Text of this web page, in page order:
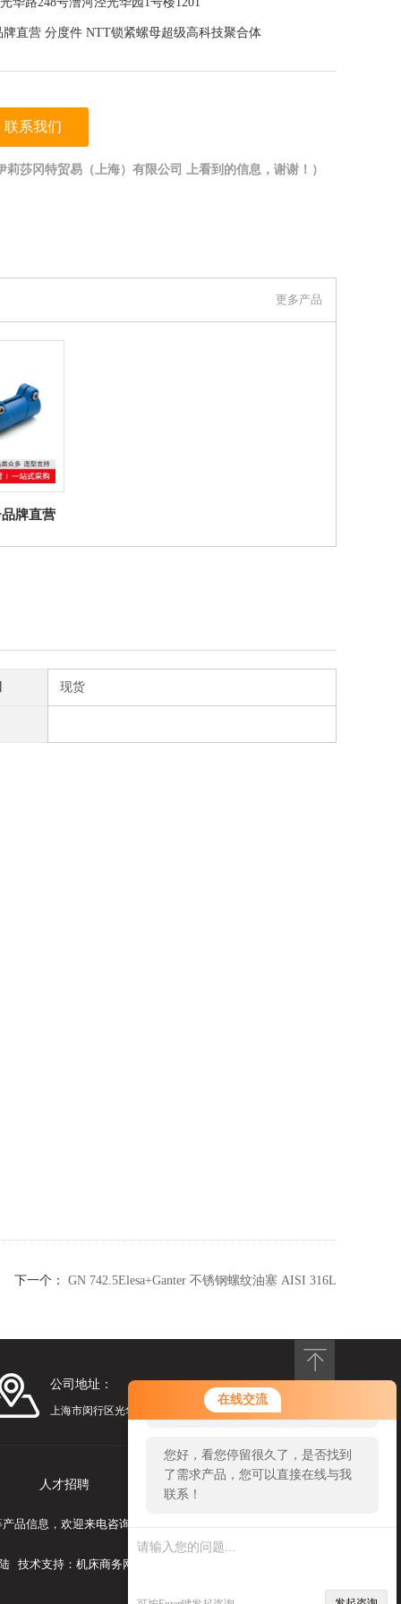
在线交流
您好！欢迎前来咨询，很高兴为您
服务，请问您要咨询什么问题呢？
您好，看您停留很久了，是否找到
了需求产品，您可以直接在线与我
联系！
牌直营 分度件 NTT锁紧螺母超级高科技聚合体
联系我们
莎冈特贸易（上海）有限公司 上看到的信息，谢谢！）
更多产品
牌直营
聚合体
现货
下一个： GN 742.5Elesa+Ganter 不锈钢螺纹油塞 AISI 316L
公司地址：
上海市闵行区光华路248号漕河泾光华园1号楼1201
人才招聘 联系我们
品信息，欢迎来电咨询！
技术支持： 机床商务网